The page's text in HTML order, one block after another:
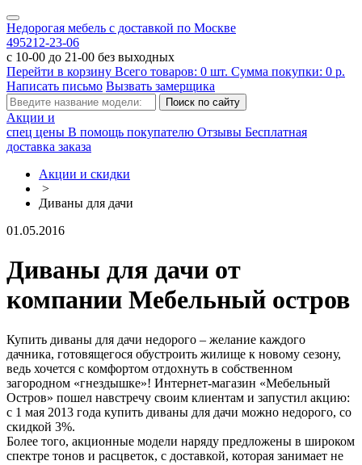
Недорогая мебель с доставкой по Москве
495212-23-06
с 10-00 до 21-00 без выходных
Перейти в корзину Всего товаров: 0 шт. Сумма покупки: 0 р.
Написать письмо Вызвать замерщика
Акции и
спец цены В помощь покупателю Отзывы Бесплатная
доставка заказа
Акции и скидки
>
Диваны для дачи
01.05.2016
Диваны для дачи от
компании Мебельный остров
Купить диваны для дачи недорого – желание каждого
дачника, готовящегося обустроить жилище к новому сезону,
ведь хочется с комфортом отдохнуть в собственном
загородном «гнездышке»! Интернет-магазин «Мебельный
Остров» пошел навстречу своим клиентам и запустил акцию:
с 1 мая 2013 года купить диваны для дачи можно недорого, со
скидкой 3%.
Более того, акционные модели наряду предложены в широком
спектре тонов и расцветок, с доставкой, которая занимает не